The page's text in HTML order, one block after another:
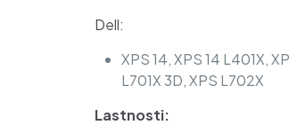
Dell:
XPS 14, XPS 14 L401X,
L701X 3D, XPS L702X
Lastnosti: